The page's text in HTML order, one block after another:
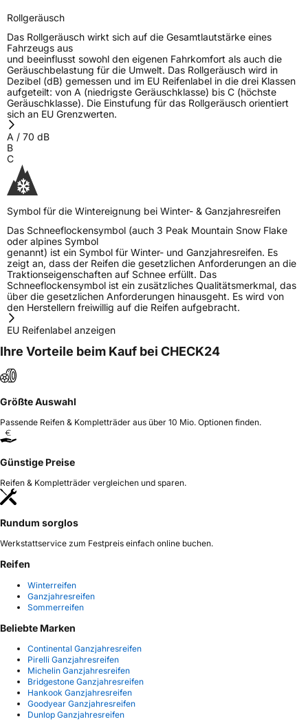
Rollgeräusch
Das Rollgeräusch wirkt sich auf die Gesamtlautstärke eines
Fahrzeugs aus
und beeinflusst sowohl den eigenen Fahrkomfort als auch die
Geräuschbelastung für die Umwelt. Das Rollgeräusch wird in
Dezibel (dB) gemessen und im EU Reifenlabel in die drei Klassen
aufgeteilt: von A (niedrigste Geräuschklasse) bis C (höchste
Geräuschklasse). Die Einstufung für das Rollgeräusch orientiert
sich an EU Grenzwerten.
A / 70 dB
B
C
Symbol für die Wintereignung bei Winter- & Ganzjahresreifen
Das Schneeflockensymbol (auch 3 Peak Mountain Snow Flake
oder alpines Symbol
genannt) ist ein Symbol für Winter- und Ganzjahresreifen. Es
zeigt an, dass der Reifen die gesetzlichen Anforderungen an die
Traktionseigenschaften auf Schnee erfüllt. Das
Schneeflockensymbol ist ein zusätzliches Qualitätsmerkmal, das
über die gesetzlichen Anforderungen hinausgeht. Es wird von
den Herstellern freiwillig auf die Reifen aufgebracht.
EU Reifenlabel anzeigen
Ihre Vorteile beim Kauf bei CHECK24
Größte Auswahl
Passende Reifen & Kompletträder aus über 10 Mio. Optionen finden.
Günstige Preise
Reifen & Kompletträder vergleichen und sparen.
Rundum sorglos
Werkstattservice zum Festpreis einfach online buchen.
Reifen
Winterreifen
Ganzjahresreifen
Sommerreifen
Beliebte Marken
Continental Ganzjahresreifen
Pirelli Ganzjahresreifen
Michelin Ganzjahresreifen
Bridgestone Ganzjahresreifen
Hankook Ganzjahresreifen
Goodyear Ganzjahresreifen
Dunlop Ganzjahresreifen